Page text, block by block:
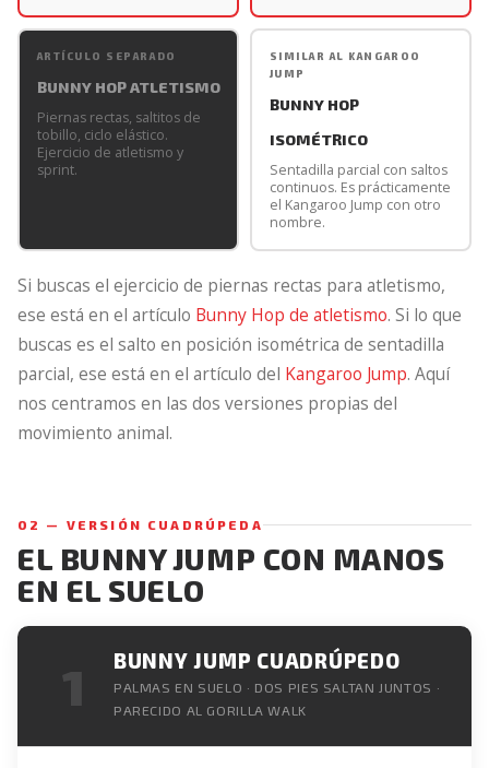
ARTÍCULO SEPARADO
BUNNY HOP ATLETISMO
Piernas rectas, saltitos de
tobillo, ciclo elástico.
Ejercicio de atletismo y
sprint.
SIMILAR AL KANGAROO
JUMP
BUNNY HOP
ISOMÉTRICO
Sentadilla parcial con saltos
continuos. Es prácticamente
el Kangaroo Jump con otro
nombre.
Si buscas el ejercicio de piernas rectas para atletismo,
ese está en el artículo Bunny Hop de atletismo. Si lo que
buscas es el salto en posición isométrica de sentadilla
parcial, ese está en el artículo del Kangaroo Jump. Aquí
nos centramos en las dos versiones propias del
movimiento animal.
02 — VERSIÓN CUADRÚPEDA
EL BUNNY JUMP CON MANOS
EN EL SUELO
1 BUNNY JUMP CUADRÚPEDO
PALMAS EN SUELO · DOS PIES SALTAN JUNTOS ·
PARECIDO AL GORILLA WALK